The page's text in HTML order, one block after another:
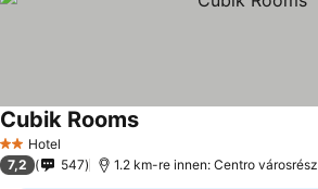
2 Kategória
Hotel
Cubik Rooms
7,2 547 1.2 km-re innen: Centro városrész